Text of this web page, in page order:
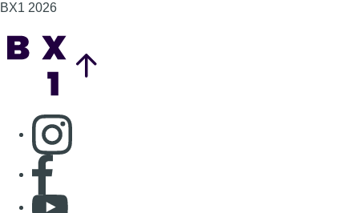
BX1 2026
Consulter page Instagram
Consulter page Facebook
Consulter Youtube